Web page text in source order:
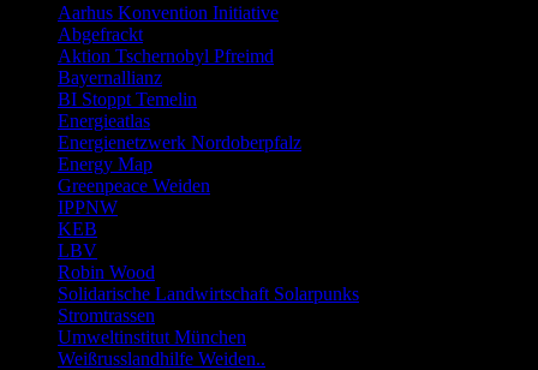
Aarhus Konvention Initiative
Abgefrackt
Aktion Tschernobyl Pfreimd
Bayernallianz
BI Stoppt Temelin
Energieatlas
Energienetzwerk Nordoberpfalz
Energy Map
Greenpeace Weiden
IPPNW
KEB
LBV
Robin Wood
Solidarische Landwirtschaft Solarpunks
Stromtrassen
Umweltinstitut München
Weißrusslandhilfe Weiden..